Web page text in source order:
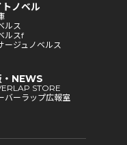
トノベル
ルス
ルスf
ージュノベルス
・NEWS
STORE
バーラップ広報室